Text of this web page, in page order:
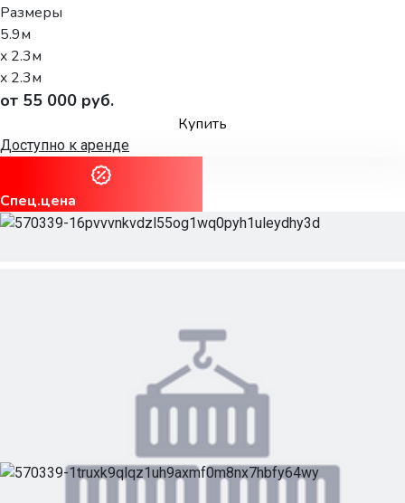
Размеры
5.9м
x 2.3м
x 2.3м
от 55 000 руб.
Купить
Доступно к аренде
Спец.цена